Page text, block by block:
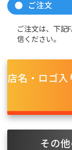
ご注文
ご注文は、下記
信ください。
店名・ロゴ入
その